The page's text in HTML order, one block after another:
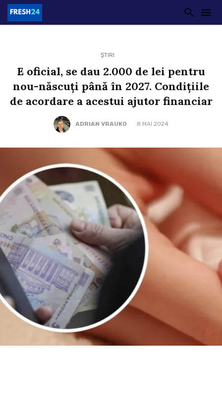
ȘTIRI
E oficial, se dau 2.000 de lei pentru
nou-născuți până în 2027. Condițiile
de acordare a acestui ajutor financiar
ADRIAN VRAUKO 8 MAI 2024